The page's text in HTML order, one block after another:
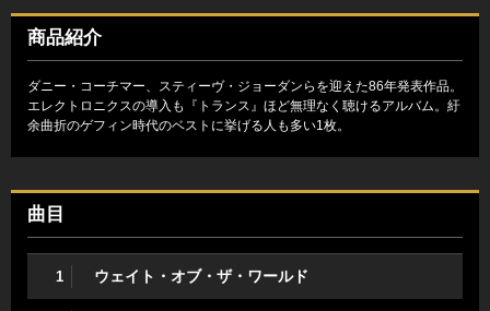
商品紹介
ダニー・コーチマー、スティーヴ・ジョーダンらを迎えた86年発表作品。
エレクトロニクスの導入も『トランス』ほど無理なく聴けるアルバム。紆
余曲折のゲフィン時代のベストに挙げる人も多い1枚。
曲目
1 ウェイト・オブ・ザ・ワールド